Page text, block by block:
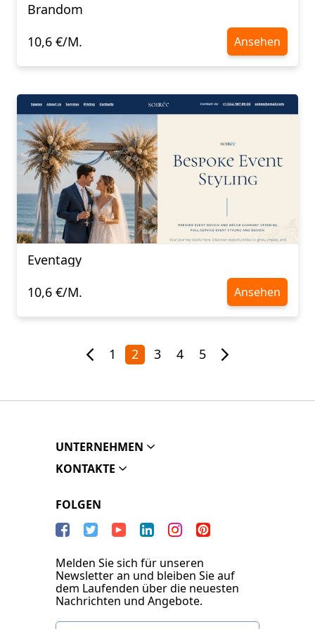
Brandom
10,6 €/M.
Ansehen
Eventagy
10,6 €/M.
Ansehen
1 2 3 4 5
UNTERNEHMEN
KONTAKTE
FOLGEN
Melden Sie sich für unseren
Newsletter an und bleiben Sie auf
dem Laufenden über die neuesten
Nachrichten und Angebote.